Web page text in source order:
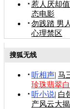
惹人厌却
态电影
勿践踏 男
心理禁区
搜狐无线
听相声| 马
珍珠翡翠
听小说| 白
产风云大